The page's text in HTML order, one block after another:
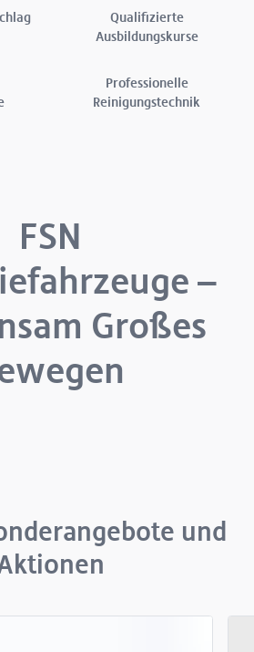
Qualifizierte
Ausbildungskurse
Professionelle
Reinigungstechnik
FSN
–
Großes
und